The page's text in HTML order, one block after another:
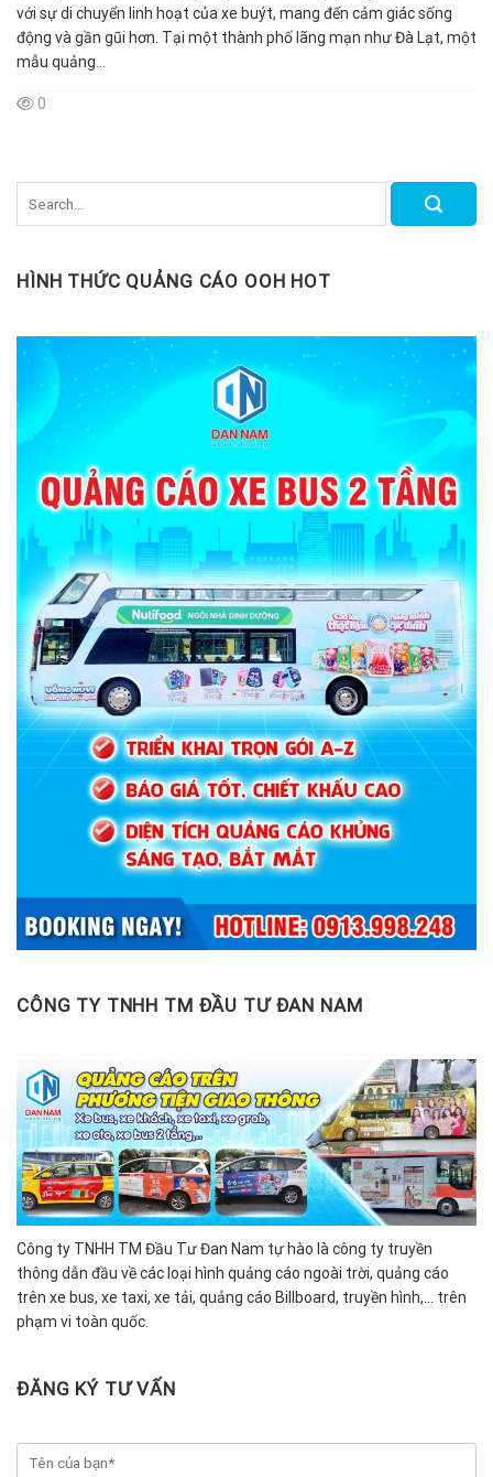
với sự di chuyển linh hoạt của xe buýt, mang đến cảm giác sống
động và gần gũi hơn. Tại một thành phố lãng mạn như Đà Lạt, một
mẫu quảng...
0
HÌNH THỨC QUẢNG CÁO OOH HOT
CÔNG TY TNHH TM ĐẦU TƯ ĐAN NAM
Công ty TNHH TM Đầu Tư Đan Nam tự hào là công ty truyền
thông dẫn đầu về các loại hình quảng cáo ngoài trời, quảng cáo
trên xe bus, xe taxi, xe tải, quảng cáo Billboard, truyền hình,… trên
phạm vi toàn quốc.
ĐĂNG KÝ TƯ VẤN